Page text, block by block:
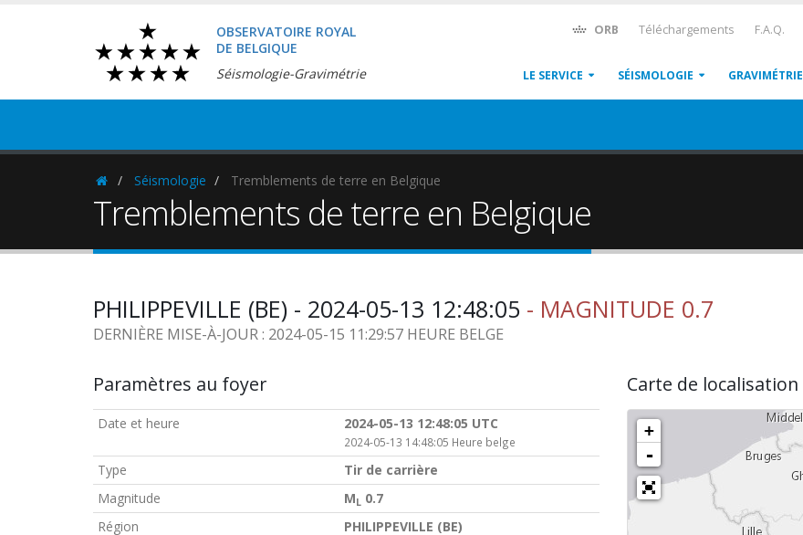
OBSERVATOIRE ROYAL
DE BELGIQUE
Séismologie-Gravimétrie
ORB Téléchargements F.A.Q.
LE SERVICE SÉISMOLOGIE GRAVIMÉTRIE
HomepageSéismologie Tremblements de terre en Belgique
Tremblements de terre en Belgique
PHILIPPEVILLE (BE) - 2024-05-13 12:48:05 - MAGNITUDE 0.7
DERNIÈRE MISE-À-JOUR : 2024-05-15 11:29:57 HEURE BELGE
Paramètres au foyer
Date et heure 2024-05-13 12:48:05 UTC
2024-05-13 14:48:05 Heure belge
Type
Tir de carrière
Magnitude
ML 0.7
Région
PHILIPPEVILLE (BE)
Carte de localisation
+
-